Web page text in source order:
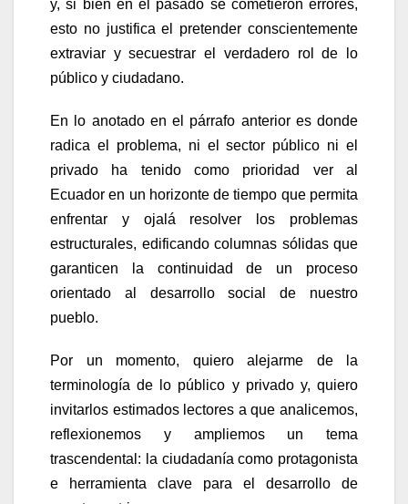
y, si bien en el pasado se cometieron errores,
esto no justifica el pretender conscientemente
extraviar y secuestrar el verdadero rol de lo
público y ciudadano.
En lo anotado en el párrafo anterior es donde
radica el problema, ni el sector público ni el
privado ha tenido como prioridad ver al
Ecuador en un horizonte de tiempo que permita
enfrentar y ojalá resolver los problemas
estructurales, edificando columnas sólidas que
garanticen la continuidad de un proceso
orientado al desarrollo social de nuestro
pueblo.
Por un momento, quiero alejarme de la
terminología de lo público y privado y, quiero
invitarlos estimados lectores a que analicemos,
reflexionemos y ampliemos un tema
trascendental: la ciudadanía como protagonista
e herramienta clave para el desarrollo de